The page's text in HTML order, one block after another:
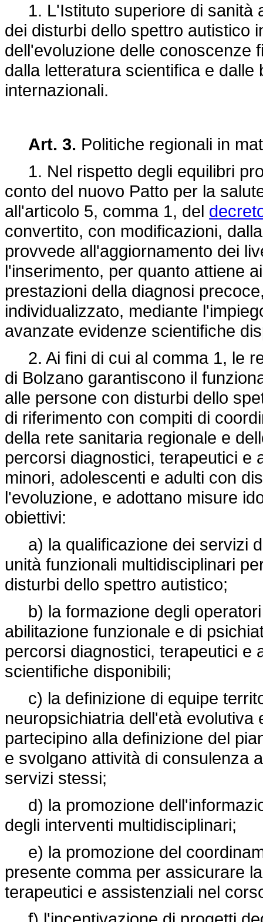
1. L'Istituto superiore di sanità
dei disturbi dello spettro autistico
dell'evoluzione delle conoscenze
dalla letteratura scientifica e
internazionali.
Art. 3. Politiche regionali in
1. Nel rispetto degli equilibri
conto del nuovo Patto per la
all'articolo 5, comma 1, del
convertito, con modificazioni,
provvede all'aggiornamento dei
l'inserimento, per quanto attiene
prestazioni della diagnosi
individualizzato, mediante
avanzate evidenze scientifiche
2. Ai fini di cui al comma 1, le
di Bolzano garantiscono il
alle persone con disturbi dello
di riferimento con compiti di
della rete sanitaria regionale e
percorsi diagnostici, terapeutici e
minori, adolescenti e adulti con
l'evoluzione, e adottano misure
obiettivi:
a) la qualificazione dei servizi
unità funzionali multidisciplinari
disturbi dello spettro autistico;
b) la formazione degli operatori
abilitazione funzionale e di
percorsi diagnostici, terapeutici e
scientifiche disponibili;
c) la definizione di equipe
neuropsichiatria dell'età
partecipino alla definizione del
e svolgano attività di consulenza
servizi stessi;
d) la promozione
degli interventi multidisciplinari;
e) la promozione del
presente comma per assicurare
terapeutici e assistenziali nel